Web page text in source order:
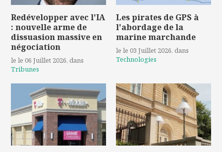
Redévelopper avec l'IA
: nouvelle arme de
dissuasion massive en
négociation
le le 06 Juillet 2026, dans
Tribunes
Les pirates de GPS à
l'abordage de la
marine marchande
le le 03 Juillet 2026, dans
Technologies